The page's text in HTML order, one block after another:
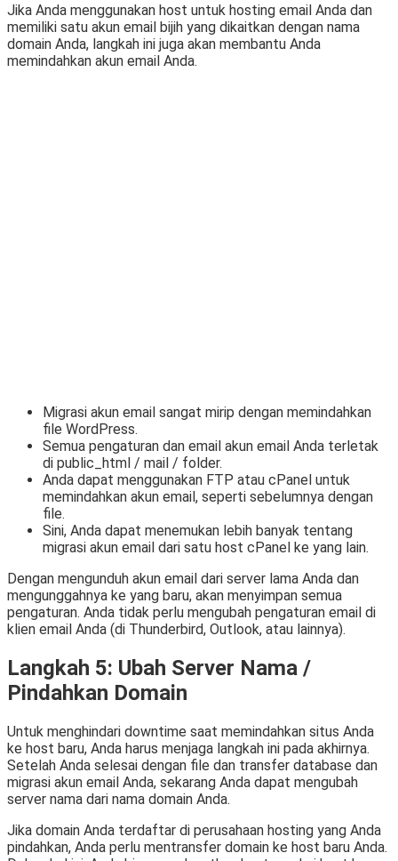
Jika Anda menggunakan host untuk hosting email Anda dan
memiliki satu akun email bijih yang dikaitkan dengan nama
domain Anda, langkah ini juga akan membantu Anda
memindahkan akun email Anda.
Migrasi akun email sangat mirip dengan memindahkan
file WordPress.
Semua pengaturan dan email akun email Anda terletak
di public_html / mail / folder.
Anda dapat menggunakan FTP atau cPanel untuk
memindahkan akun email, seperti sebelumnya dengan
file.
Sini, Anda dapat menemukan lebih banyak tentang
migrasi akun email dari satu host cPanel ke yang lain.
Dengan mengunduh akun email dari server lama Anda dan
mengunggahnya ke yang baru, akan menyimpan semua
pengaturan. Anda tidak perlu mengubah pengaturan email di
klien email Anda (di Thunderbird, Outlook, atau lainnya).
Langkah 5: Ubah Server Nama /
Pindahkan Domain
Untuk menghindari downtime saat memindahkan situs Anda
ke host baru, Anda harus menjaga langkah ini pada akhirnya.
Setelah Anda selesai dengan file dan transfer database dan
migrasi akun email Anda, sekarang Anda dapat mengubah
server nama dari nama domain Anda.
Jika domain Anda terdaftar di perusahaan hosting yang Anda
pindahkan, Anda perlu mentransfer domain ke host baru Anda.